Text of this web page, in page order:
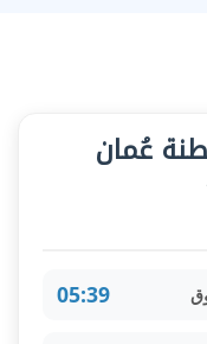
عُمان
05:39